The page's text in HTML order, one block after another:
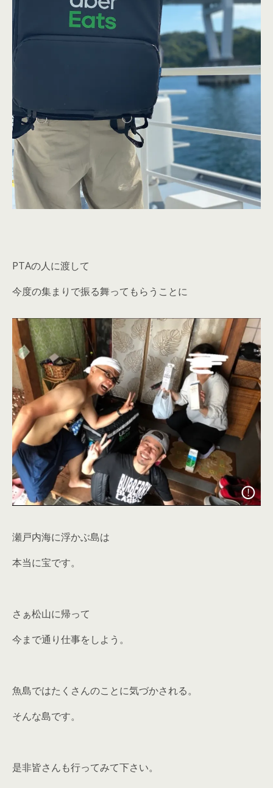
PTAの人に渡して
今度の集まりで振る舞ってもらうことに
瀬戸内海に浮かぶ島は
本当に宝です。
さぁ松山に帰って
今まで通り仕事をしよう。
魚島ではたくさんのことに気づかされる。
そんな島です。
是非皆さんも行ってみて下さい。